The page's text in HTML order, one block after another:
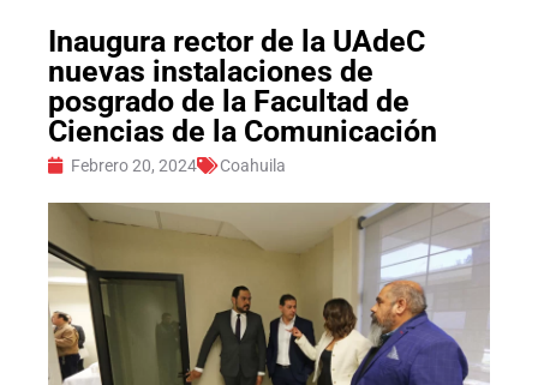
Inaugura rector de la UAdeC
nuevas instalaciones de
posgrado de la Facultad de
Ciencias de la Comunicación
Febrero 20, 2024 Coahuila